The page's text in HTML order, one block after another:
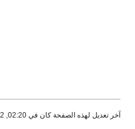
آخر تعديل لهذه الصفحة كان في 02:20, 12 يونيو 2020.